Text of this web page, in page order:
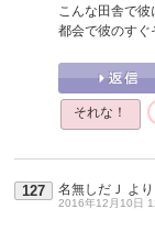
こんな田舎で彼
都会で彼のすぐ
それな！
127 名無しだＪ より
2016年12月10日